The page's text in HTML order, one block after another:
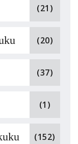
(21)
(20)
(37)
(1)
(152)